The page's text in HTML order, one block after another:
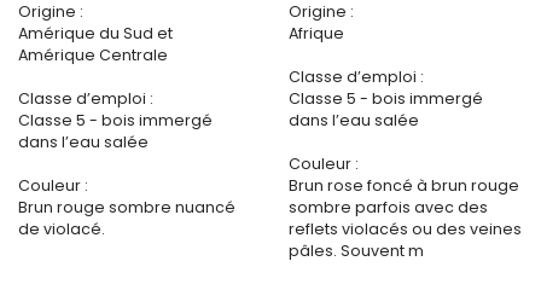
Origine :
Amérique du Sud et
Amérique Centrale
Classe d’emploi :
Classe 5 - bois immergé
dans l’eau salée
Couleur :
Brun rouge sombre nuancé
de violacé.
Origine :
Afrique
Classe d’emploi :
Classe 5 - bois immergé
dans l’eau salée
Couleur :
Brun rose foncé à brun rouge
sombre parfois avec des
reflets violacés ou des veines
pâles. Souvent m